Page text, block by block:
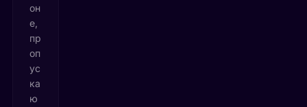
он
е,
пр
оп
ус
ка
ю